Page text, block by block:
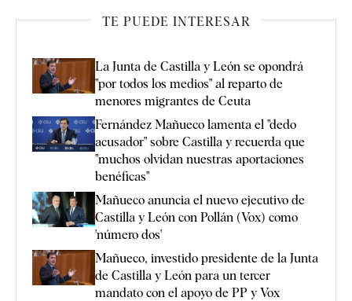
TE PUEDE INTERESAR
La Junta de Castilla y León se opondrá
"por todos los medios" al reparto de
menores migrantes de Ceuta
Fernández Mañueco lamenta el "dedo
acusador" sobre Castilla y recuerda que
"muchos olvidan nuestras aportaciones
benéficas"
Mañueco anuncia el nuevo ejecutivo de
Castilla y León con Pollán (Vox) como
'número dos'
Mañueco, investido presidente de la Junta
de Castilla y León para un tercer
mandato con el apoyo de PP y Vox